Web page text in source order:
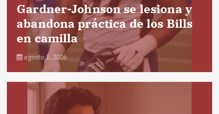
Gardner-Johnson se lesiona y
abandona práctica de los Bills
en camilla
agosto 1, 2026